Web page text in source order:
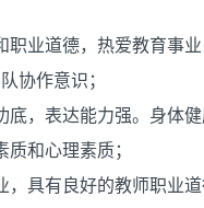
职业道德，热爱教育事
协作意识；
底，表达能力强。身体
质和心理素质；
，具有良好的教师职业